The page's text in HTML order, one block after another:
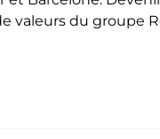
valeurs du groupe